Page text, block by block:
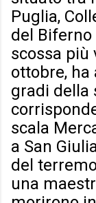
Puglia,
del Biferno
scossa più
ottobre,
gradi della
scala
a San
del
una